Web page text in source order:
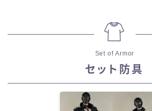
Set of Armor
セット防具